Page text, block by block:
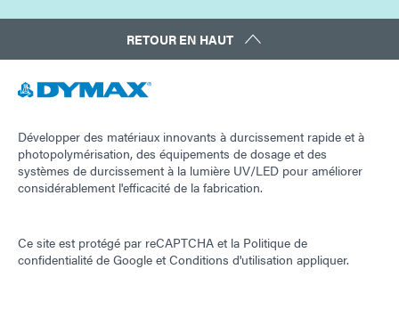
RETOUR EN HAUT
Développer des matériaux innovants à durcissement rapide et à
photopolymérisation, des équipements de dosage et des
systèmes de durcissement à la lumière UV/LED pour améliorer
considérablement l'efficacité de la fabrication.
Ce site est protégé par reCAPTCHA et la Politique de
confidentialité de Google etConditions d'utilisation appliquer.